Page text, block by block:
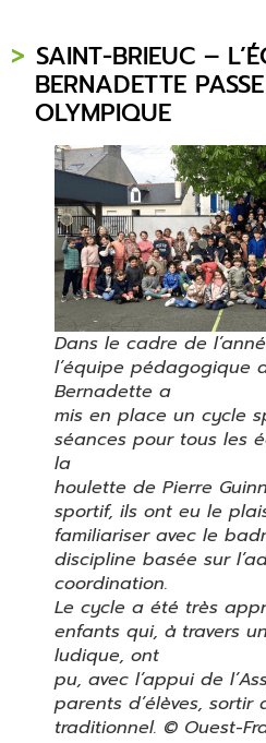
SAINT-BRIEUC –
BERNADETTE
OLYMPIQUE
Dans le cadre de
l’équipe pédagogique
Bernadette a
mis en place un cycle
séances pour tous les
la
houlette de Pierre
sportif, ils ont eu le
familiariser avec le
discipline basée sur
coordination.
Le cycle a été très
enfants qui, à travers
ludique, ont
pu, avec l’appui de
parents d’élèves,
traditionnel. © Ouest-